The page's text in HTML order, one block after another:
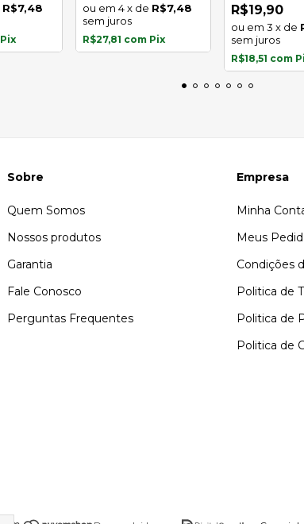
R$7,48
Pix
4 x de R$7,48
sem juros
R$27,81 com Pix
R$19,90
3 x de
sem juros
R$18,51 com
Sobre
Quem Somos
Nossos produtos
Garantia
Fale Conosco
Perguntas Frequentes
Empresa
Minha
Meus
Condições
Politica de
Politica de
Politica de